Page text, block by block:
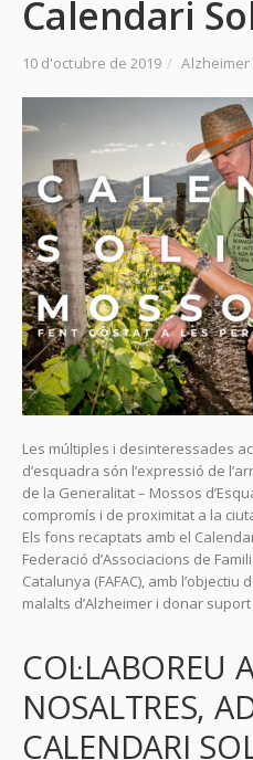
Calendari
10 d'octubre de 2019 / Alzheimer
Les múltiples i desinteressades
d’esquadra són l’expressió de
de la Generalitat – Mossos
compromís i de proximitat a la
Els fons recaptats amb el
Federació d’Associacions de
Catalunya (FAFAC), amb l’objectiu
malalts d’Alzheimer i donar
COL·LABOREU
NOSALTRES,
CALENDARI